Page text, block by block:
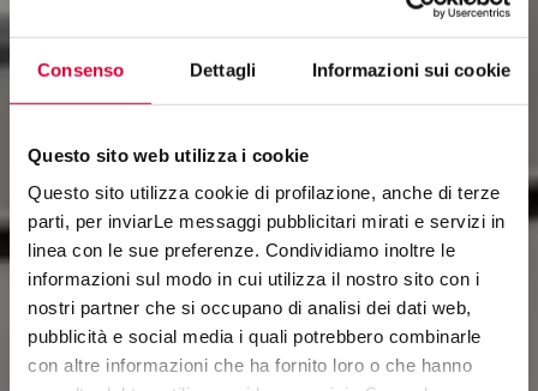
Consenso Dettagli Informazioni sui cookie
Questo sito web utilizza i cookie
Questo sito utilizza cookie di profilazione, anche di terze
parti, per inviarLe messaggi pubblicitari mirati e servizi in
linea con le sue preferenze. Condividiamo inoltre le
informazioni sul modo in cui utilizza il nostro sito con i
nostri partner che si occupano di analisi dei dati web,
pubblicità e social media i quali potrebbero combinarle
con altre informazioni che ha fornito loro o che hanno
UBIK
Designing Depth